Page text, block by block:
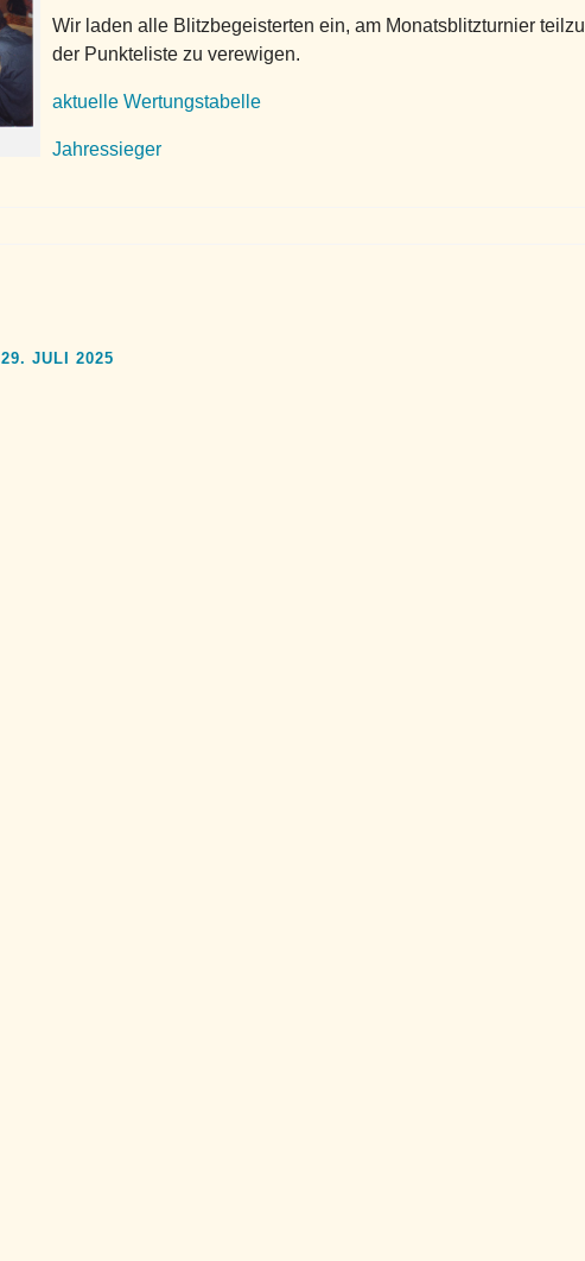
Wir laden alle Blitzbegeisterten ein, am Monatsblitzturnier
der Punkteliste zu verewigen.
aktuelle Wertungstabelle
Jahressieger
29. JULI 2025